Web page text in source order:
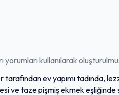
kullanılarak
ev yapımı tadında,
ve taze pişmiş ekmek eşliğinde